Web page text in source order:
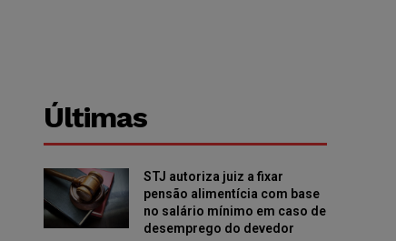
Últimas
STJ autoriza juiz a fixar
pensão alimentícia com base
no salário mínimo em caso de
desemprego do devedor